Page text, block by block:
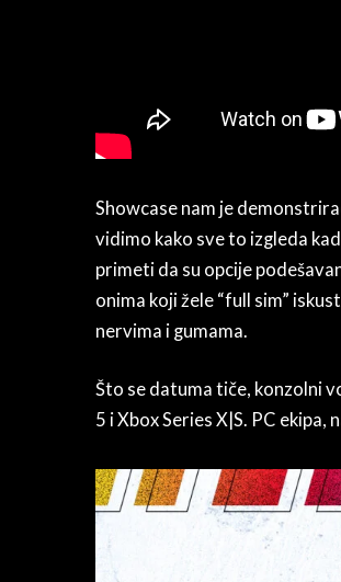
Showcase nam je
vidimo kako sve to izgleda
primeti da su opcije
onima koji žele “full sim”
nervima i gumama.
Što se datuma tiče, konzolni
5 i Xbox Series X|S. PC